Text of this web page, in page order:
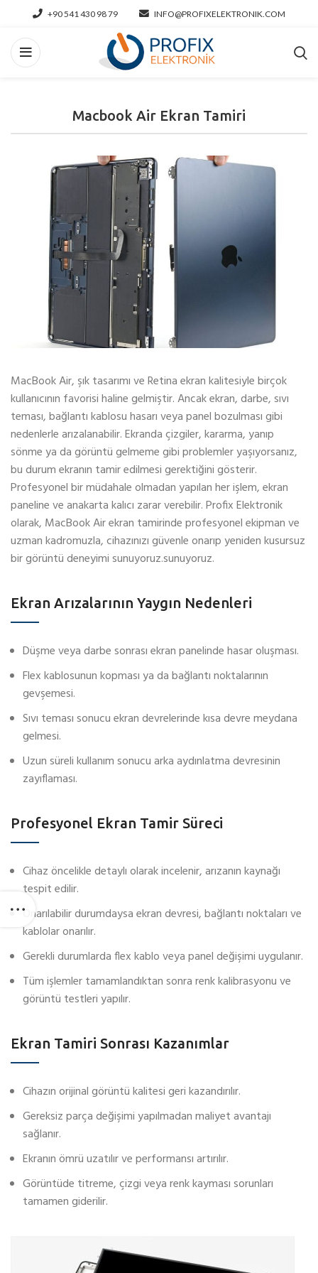
+90 541 430 98 79 INFO@PROFIXELEKTRONIK.COM
Macbook Air Ekran Tamiri
MacBook Air, şık tasarımı ve Retina ekran kalitesiyle birçok
kullanıcının favorisi haline gelmiştir. Ancak ekran, darbe, sıvı
teması, bağlantı kablosu hasarı veya panel bozulması gibi
nedenlerle arızalanabilir. Ekranda çizgiler, kararma, yanıp
sönme ya da görüntü gelmeme gibi problemler yaşıyorsanız,
bu durum ekranın tamir edilmesi gerektiğini gösterir.
Profesyonel bir müdahale olmadan yapılan her işlem, ekran
paneline ve anakarta kalıcı zarar verebilir. Profix Elektronik
olarak, MacBook Air ekran tamirinde profesyonel ekipman ve
uzman kadromuzla, cihazınızı güvenle onarıp yeniden kusursuz
bir görüntü deneyimi sunuyoruz.sunuyoruz.
Ekran Arızalarının Yaygın Nedenleri
Düşme veya darbe sonrası ekran panelinde hasar oluşması.
Flex kablosunun kopması ya da bağlantı noktalarının
gevşemesi.
Sıvı teması sonucu ekran devrelerinde kısa devre meydana
gelmesi.
Uzun süreli kullanım sonucu arka aydınlatma devresinin
zayıflaması.
Profesyonel Ekran Tamir Süreci
Cihaz öncelikle detaylı olarak incelenir, arızanın kaynağı
tespit edilir.
Onarılabilir durumdaysa ekran devresi, bağlantı noktaları ve
kablolar onarılır.
Gerekli durumlarda flex kablo veya panel değişimi uygulanır.
Tüm işlemler tamamlandıktan sonra renk kalibrasyonu ve
görüntü testleri yapılır.
Ekran Tamiri Sonrası Kazanımlar
Cihazın orijinal görüntü kalitesi geri kazandırılır.
Gereksiz parça değişimi yapılmadan maliyet avantajı
sağlanır.
Ekranın ömrü uzatılır ve performansı artırılır.
Görüntüde titreme, çizgi veya renk kayması sorunları
tamamen giderilir.